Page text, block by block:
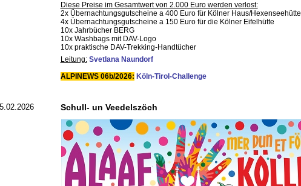
Diese Preise im Gesamtwert von 2.000 Euro werden verlost:
2x Übernachtungsgutscheine a 400 Euro für Kölner Haus/Hexenseehütte
4x Übernachtungsgutscheine a 150 Euro für die Kölner Eifelhütte
10x Jahrbücher BERG
10x Washbags mit DAV-Logo
10x praktische DAV-Trekking-Handtücher
Leitung: Svetlana Naundorf
ALPINEWS 06b/2026: Köln-Tirol-Challenge
Schull- un Veedelszöch